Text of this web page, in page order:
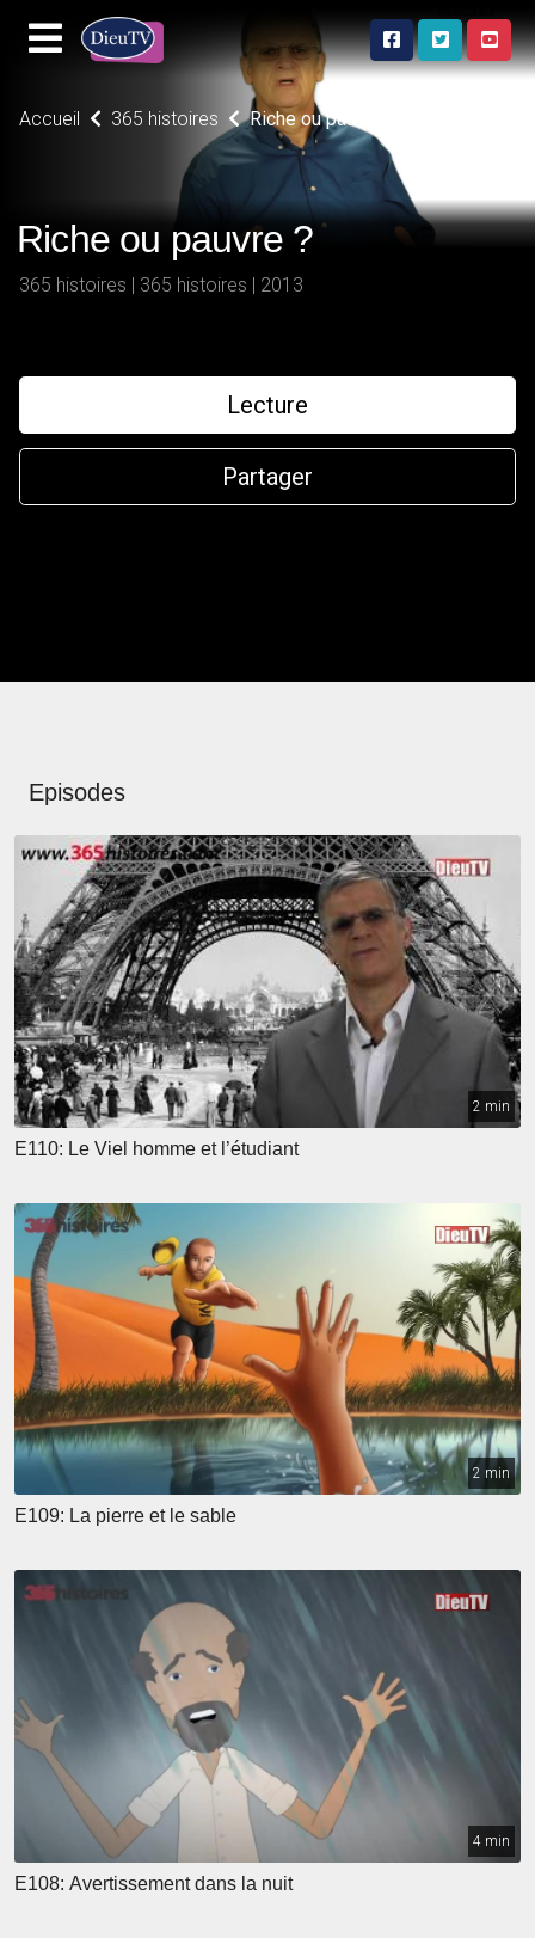
Accueil 365 histoires Riche ou pauvre ?
Riche ou pauvre ?
365 histoires | 365 histoires | 2013
Lecture
Partager
Episodes
2 min
E110: Le Viel homme et l’étudiant
2 min
E109: La pierre et le sable
4 min
E108: Avertissement dans la nuit